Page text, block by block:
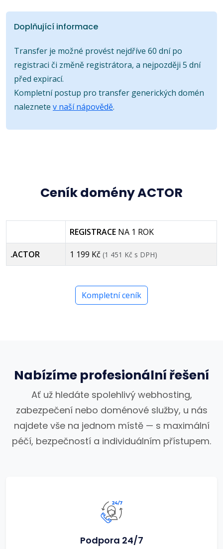
Doplňující informace
Transfer je možné provést nejdříve 60 dní po
registraci či změně registrátora, a nejpozději 5 dní
před expirací.
Kompletní postup pro transfer generických domén
naleznete v naší nápovědě.
Ceník domény ACTOR
REGISTRACE NA 1 ROK
.ACTOR 1 199 Kč (1 451 Kč s DPH)
Kompletní ceník
Nabízíme profesionální řešení
Ať už hledáte spolehlivý webhosting,
zabezpečení nebo doménové služby, u nás
najdete vše na jednom místě — s maximální
péčí, bezpečností a individuálním přístupem.
Podpora 24/7